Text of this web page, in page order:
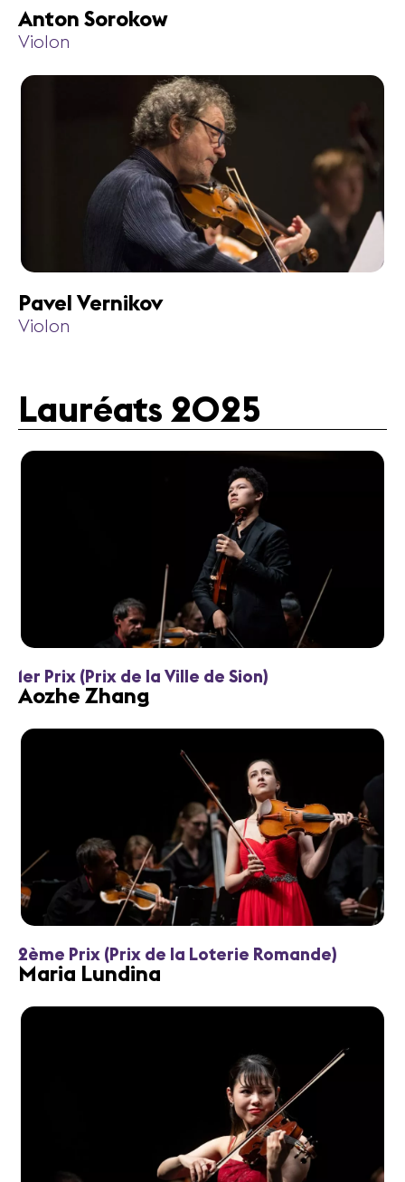
Anton Sorokow
Violon
Pavel Vernikov
Violon
Lauréats 2025
1er Prix (Prix de la Ville de Sion)
Aozhe Zhang
2ème Prix (Prix de la Loterie Romande)
Maria Lundina